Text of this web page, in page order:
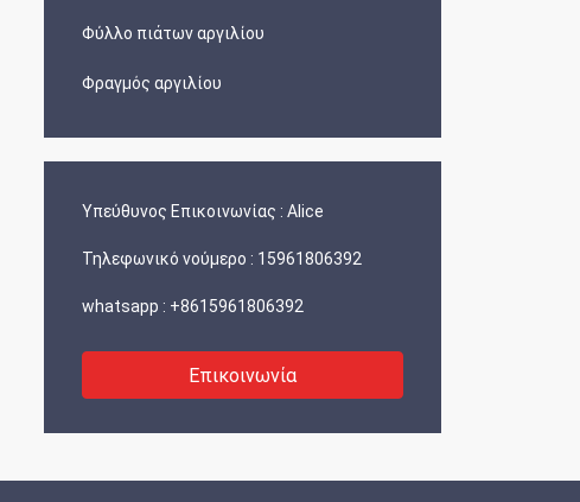
Φύλλο πιάτων αργιλίου
Φραγμός αργιλίου
Υπεύθυνος Επικοινωνίας : Alice
Τηλεφωνικό νούμερο : 15961806392
whatsapp : +8615961806392
Επικοινωνία